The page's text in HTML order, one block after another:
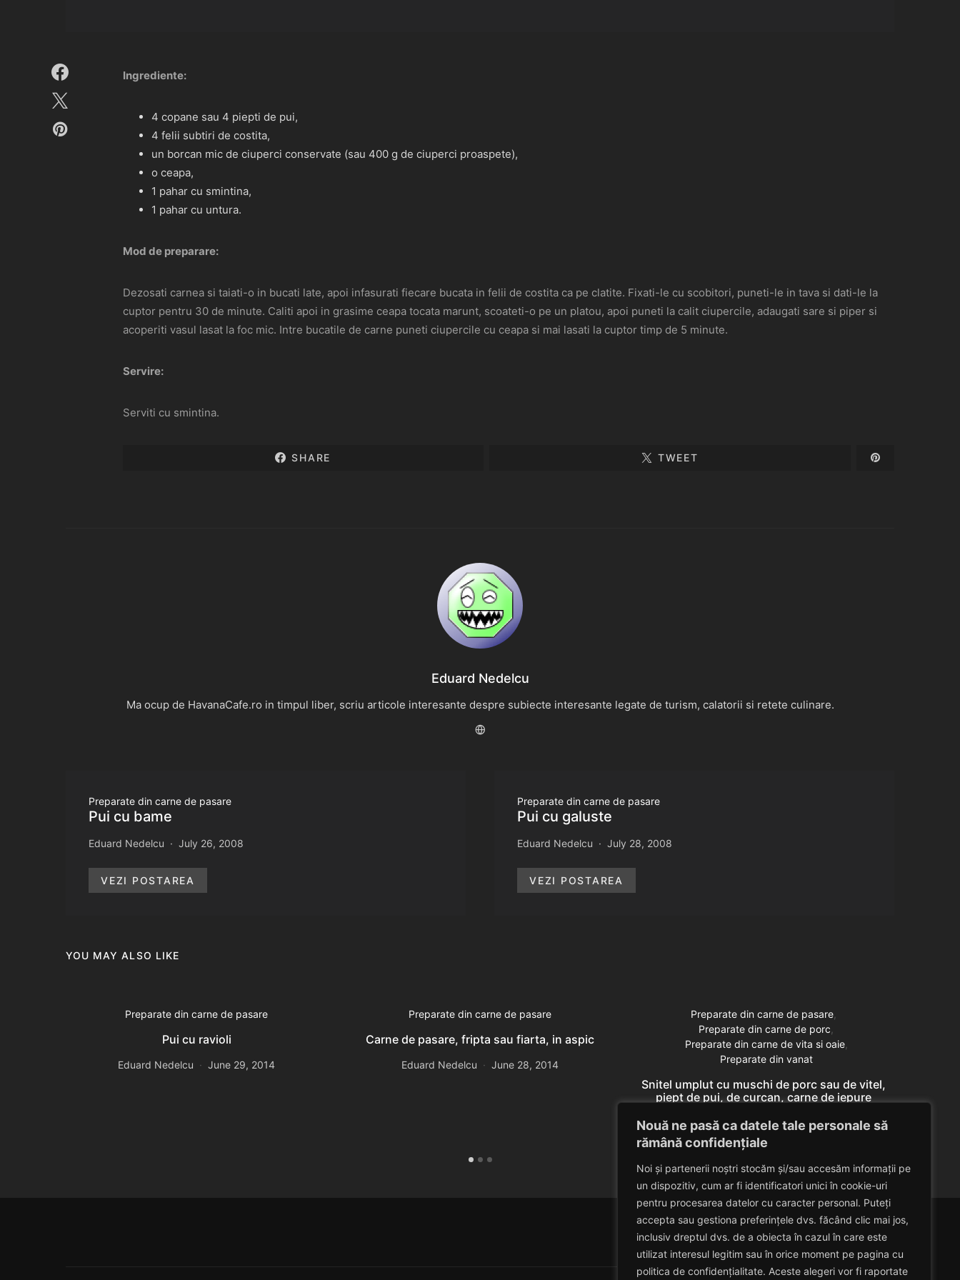
Nouă ne pasă ca datele tale personale să
rămână confidențiale
Noi și partenerii noștri stocăm și/sau accesăm informații pe
un dispozitiv, cum ar fi identificatori unici în cookie-uri
pentru procesarea datelor cu caracter personal. Puteți
accepta sau gestiona preferințele dvs. făcând clic mai jos,
inclusiv dreptul dvs. de a obiecta în cazul în care este
utilizat interesul legitim sau în orice moment pe pagina cu
politica de confidențialitate. Aceste alegeri vor fi raportate
Ingrediente:
4 copane sau 4 piepti de pui,
4 felii subtiri de costita,
un borcan mic de ciuperci conservate (sau 400 g de ciuperci proaspete),
o ceapa,
1 pahar cu smintina,
1 pahar cu untura.
Mod de preparare:
Dezosati carnea si taiati-o in bucati late, apoi infasurati fiecare bucata in felii de costita ca pe clatite. Fixati-le cu scobitori, puneti-le in tava si dati-le la
cuptor pentru 30 de minute. Caliti apoi in grasime ceapa tocata marunt, scoateti-o pe un platou, apoi puneti la calit ciupercile, adaugati sare si piper si
acoperiti vasul lasat la foc mic. Intre bucatile de carne puneti ciupercile cu ceapa si mai lasati la cuptor timp de 5 minute.
Servire:
Serviti cu smintina.
SHARE TWEET
Eduard Nedelcu
Ma ocup de HavanaCafe.ro in timpul liber, scriu articole interesante despre subiecte interesante legate de turism, calatorii si retete culinare.
Preparate din carne de pasare
Pui cu bame
Eduard Nedelcu July 26, 2008
VEZI POSTAREA
Preparate din carne de pasare
Pui cu galuste
Eduard Nedelcu July 28, 2008
VEZI POSTAREA
YOU MAY ALSO LIKE
Preparate din carne de pasare
Pui cu ravioli
Eduard Nedelcu June 29, 2014
Preparate din carne de pasare
Carne de pasare, fripta sau fiarta, in aspic
Eduard Nedelcu June 28, 2014
Preparate din carne de pasare
Preparate din carne de porc
Preparate din carne de vita si oaie
Preparate din vanat
Snitel umplut cu muschi de porc sau de vitel,
piept de pui, de curcan, carne de iepure
Eduard Nedelcu April 30, 2014